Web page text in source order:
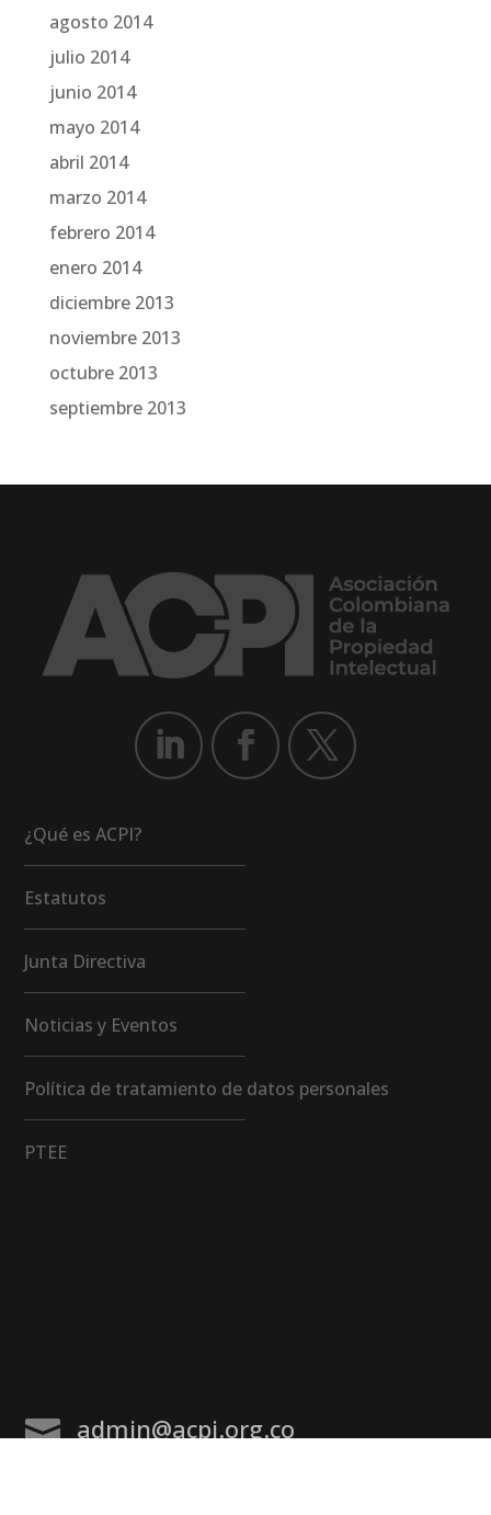
agosto 2014
julio 2014
junio 2014
mayo 2014
abril 2014
marzo 2014
febrero 2014
enero 2014
diciembre 2013
noviembre 2013
octubre 2013
septiembre 2013
¿Qué es ACPI?
Estatutos
Junta Directiva
Noticias y Eventos
Política de tratamiento de datos personales
PTEE
 admin@acpi.org.co